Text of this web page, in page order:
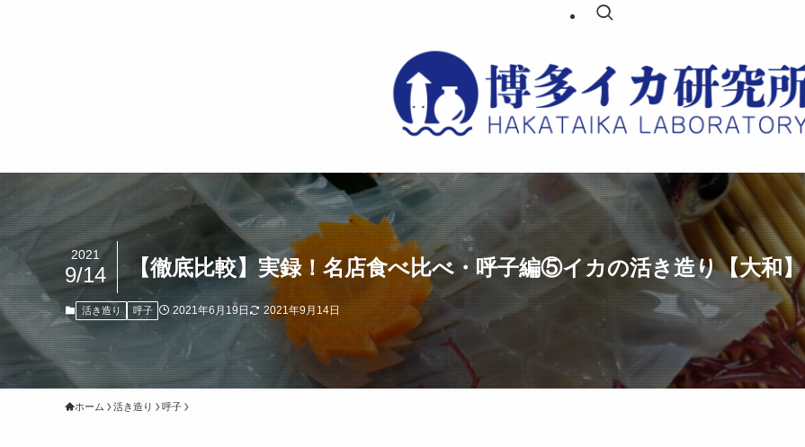
【徹底比較】実録！名店食べ比べ・呼子編⑤イカの活き造り【大和】
2021
9/14
活き造り 呼子 2021年6月19日 2021年9月14日
ホーム 活き造り 呼子